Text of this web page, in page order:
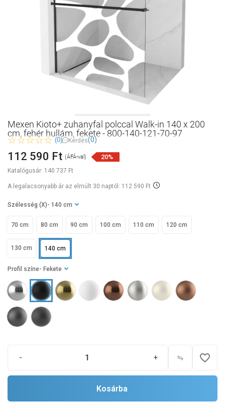
Mexen Kioto+ zuhanyfal polccal Walk-in 140 x 200
cm, fehér hullám, fekete - 800-140-121-70-97
(0) Kérdés(0)
Katalógusár: 140 737 Ft
112 590 Ft (ÁFÁ-val) 20%
A legalacsonyabb ár az elmúlt 30 naptól: 112 590 Ft
Profil színe - Fekete
Szélesség (X) - 140 cm
70 cm 80 cm 90 cm 100 cm 110 cm 120 cm
130 cm 140 cm
- + favorite_border
Kosárba